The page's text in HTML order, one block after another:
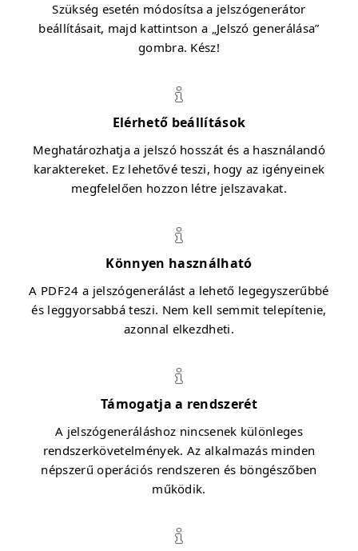
Szükség esetén módosítsa a jelszógenerátor
beállításait, majd kattintson a „Jelszó generálása”
gombra. Kész!
Elérhető beállítások
Meghatározhatja a jelszó hosszát és a használandó
karaktereket. Ez lehetővé teszi, hogy az igényeinek
megfelelően hozzon létre jelszavakat.
Könnyen használható
A PDF24 a jelszógenerálást a lehető legegyszerűbbé
és leggyorsabbá teszi. Nem kell semmit telepítenie,
azonnal elkezdheti.
Támogatja a rendszerét
A jelszógeneráláshoz nincsenek különleges
rendszerkövetelmények. Az alkalmazás minden
népszerű operációs rendszeren és böngészőben
működik.